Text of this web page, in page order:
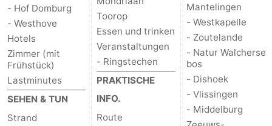
- Hof Domburg
- Westhove
Hotels
Zimmer (mit
Frühstück)
Lastminutes
SEHEN & TUN
Strand
Toorop
Essen und trinken
Veranstaltungen
- Ringstechen
PRAKTISCHE
INFO.
Route
Mantelingen
- Westkapelle
- Zoutelande
- Natur Walcherse
bos
- Dishoek
- Vlissingen
- Middelburg